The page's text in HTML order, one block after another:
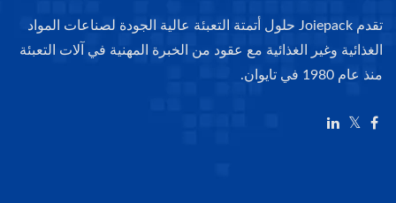
تقدم Joiepack حلول أتمتة التعبئة عالية الجودة لصناعات المواد
الغذائية وغير الغذائية مع عقود من الخبرة المهنية في آلات التعبئة
منذ عام 1980 في تايوان.